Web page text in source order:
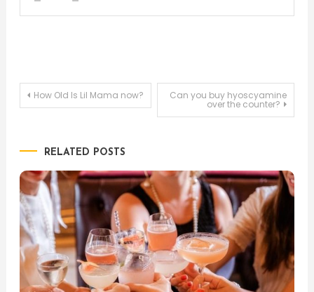
Post
How Old Is Lil Mama now? Can you buy hyoscyamine
over the counter?
RELATED POSTS